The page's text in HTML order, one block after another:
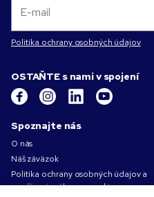
Politika ochrany osobných údajov
OSTAŇTE s nami v spojení
Spoznajte nás
O nás
Náš záväzok
Politika ochrany osobných údajov a
používania súborov cookie